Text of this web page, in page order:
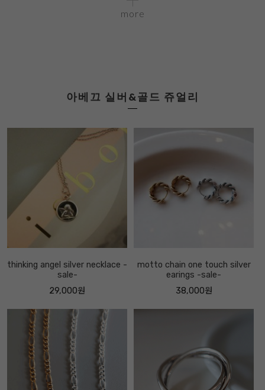
more
아베끄 실버&골드 쥬얼리
thinking angel silver necklace -
sale-
29,000원
motto chain one touch silver
earings -sale-
38,000원